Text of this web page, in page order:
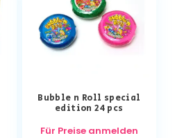
Bubble n Roll special
edition 24 pcs
Für Preise anmelden